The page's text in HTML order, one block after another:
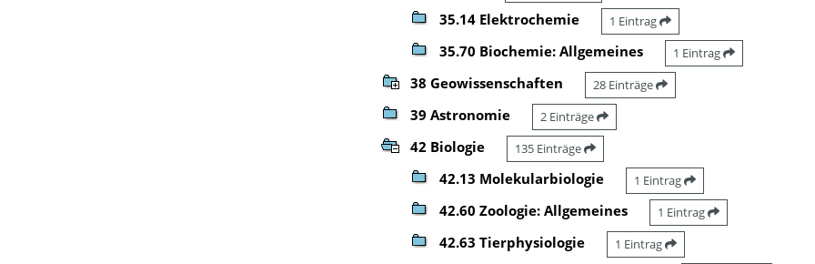
35.14 Elektrochemie 1 Eintrag
35.70 Biochemie: Allgemeines 1 Eintrag
38 Geowissenschaften 28 Einträge
39 Astronomie 2 Einträge
42 Biologie 135 Einträge
42.13 Molekularbiologie 1 Eintrag
42.60 Zoologie: Allgemeines 1 Eintrag
42.63 Tierphysiologie 1 Eintrag